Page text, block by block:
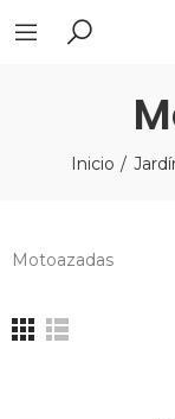
Inicio
Motoazadas